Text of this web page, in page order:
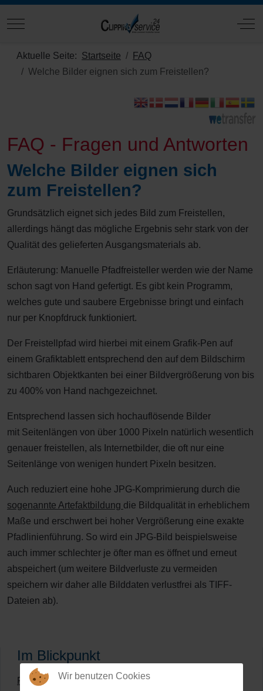
Mobile Menu Toggle Off-
Aktuelle Seite: Startseite
FAQ
Welche Bilder eignen sich zum Freistellen?
FAQ - Fragen und Antworten
Welche Bilder eignen sich
zum Freistellen?
Grundsätzlich eignet sich jedes Bild zum Freistellen,
allerdings hängt das mögliche Ergebnis sehr stark von der
Qualität des gelieferten Ausgangsmaterials ab.
Erläuterung: Manuelle Pfadfreisteller werden wie der Name
schon sagt von Hand gefertigt. Es gibt kein Programm,
welches gute und saubere Ergebnisse bringt und einfach
nur per Knopfdruck funktioniert.
Der Freistellpfad wird hierbei mit einem Grafik-Pen auf
einem Grafiktablett entsprechend den auf dem Bildschirm
sichtbaren Objektkanten bei einer Bildvergrößerung von bis
zu 400% von Hand nachgezeichnet.
Entsprechend lassen sich hochauflösende Bilder
mit Seitenlängen von über 1000 Pixeln natürlich wesentlich
genauer freistellen, als Internetbilder, die oft nur eine
Seitenlänge von wenigen hundert Pixeln besitzen.
Auch reduziert eine hohe JPG-Komprimierung durch die
sogenannte Artefaktbildung die Bildqualität in erheblichem
Maße und erschwert bei hoher Vergrößerung eine exakte
Pfadlinienführung. So wird ein JPG-Bild beispielsweise
auch immer schlechter je öfter man es öffnet und erneut
abspeichert (um weitere Bildverluste zu vermeiden
speichern wir daher alle Bilddaten verlustfrei als TIFF-
Dateien ab).
Im Blickpunkt
Fotos freistellen und Bilder bearbeiten lassen
Wir benutzen Cookies